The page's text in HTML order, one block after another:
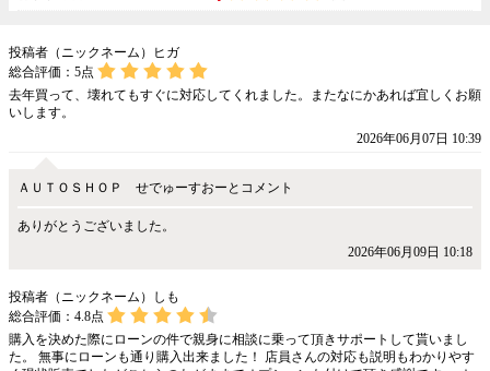
投稿者（ニックネーム）ヒガ
総合評価： 5点
去年買って、壊れてもすぐに対応してくれました。またなにかあれば宜しくお願
いします。
2026年06月07日 10:39
ＡＵＴＯＳＨＯＰ せでゅーすおーとコメント
ありがとうございました。
2026年06月09日 10:18
投稿者（ニックネーム）しも
総合評価： 4.8点
購入を決めた際にローンの件で親身に相談に乗って頂きサポートして貰いまし
た。 無事にローンも通り購入出来ました！ 店員さんの対応も説明もわかりやす